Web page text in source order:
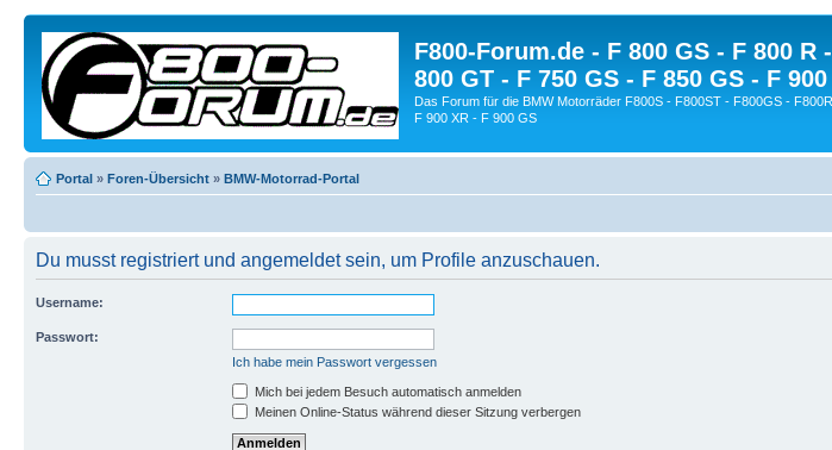
F800-Forum.de - F 800 GS - F 800 R
800 GT - F 750 GS - F 850 GS - F
Das Forum für die BMW Motorräder F800S - F800ST - F800GS -
F 900 XR - F 900 GS
Portal » Foren-Übersicht » BMW-Motorrad-Portal
Du musst registriert und angemeldet sein, um Profile anzuschauen.
Username:
Passwort:
Ich habe mein Passwort vergessen
Mich bei jedem Besuch automatisch anmelden
Meinen Online-Status während dieser Sitzung verbergen